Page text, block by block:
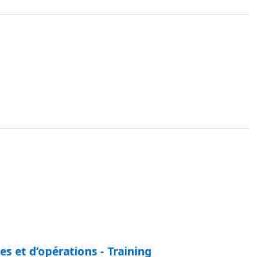
et d’opérations - Training